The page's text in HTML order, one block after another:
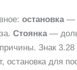
остановка—
Стоянка—
Знак 3.28
остановка для